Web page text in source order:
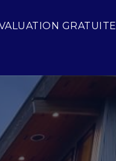
GRATUITE